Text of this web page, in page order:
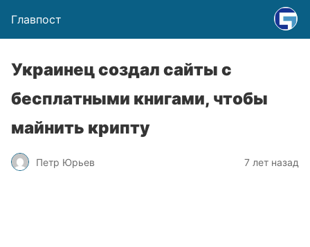
Главпост
Украинец создал сайты с
бесплатными книгами, чтобы
майнить крипту
Петр Юрьев 7 лет назад